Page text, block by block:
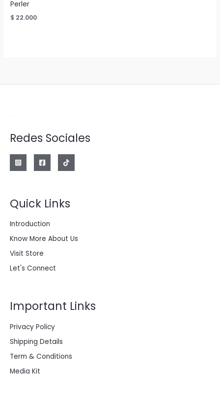
Perler
$ 22.000
Redes Sociales
Quick Links
Introduction
Know More About Us
Visit Store
Let's Connect
Important Links
Privacy Policy
Shipping Details
Term & Conditions
Media Kit